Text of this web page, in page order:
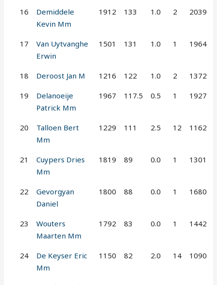
16
Demiddele
Kevin Mm
1912 133 1.0 2 2039
17
Van Uytvanghe
Erwin
1501 131 1.0 1 1964
18 Deroost Jan M 1216 122 1.0 2 1372
19
Delanoeije
Patrick Mm
1967 117.5 0.5 1 1927
20
Talloen Bert
Mm
1229 111 2.5 12 1162
21
Cuypers Dries
Mm
1819 89 0.0 1 1301
22
Gevorgyan
Daniel
1800 88 0.0 1 1680
23
Wouters
Maarten Mm
1792 83 0.0 1 1442
24
De Keyser Eric
Mm
1150 82 2.0 14 1090